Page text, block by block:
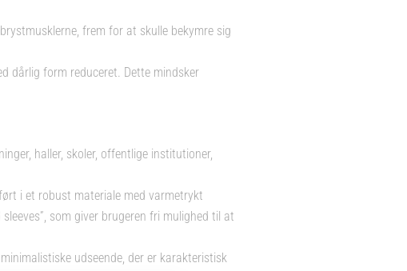
frem for at skulle bekymre sig
dårlig form reduceret. Dette mindsker
haller, skoler, offentlige institutioner,
i et robust materiale med varmetrykt
som giver brugeren fri mulighed til at
udseende, der er karakteristisk